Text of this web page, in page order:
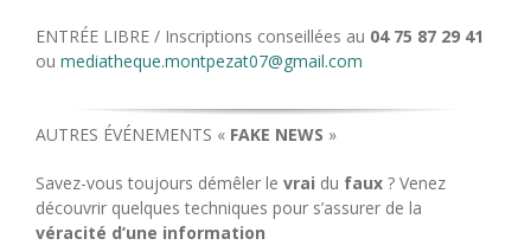
ENTRÉE LIBRE / Inscriptions conseillées au 04 75 87 29 41
ou mediatheque.montpezat07@gmail.com
AUTRES ÉVÉNEMENTS « FAKE NEWS »
Savez-vous toujours démêler le vrai du faux? Venez
découvrir quelques techniques pour s’assurer de la
véracité d’une information